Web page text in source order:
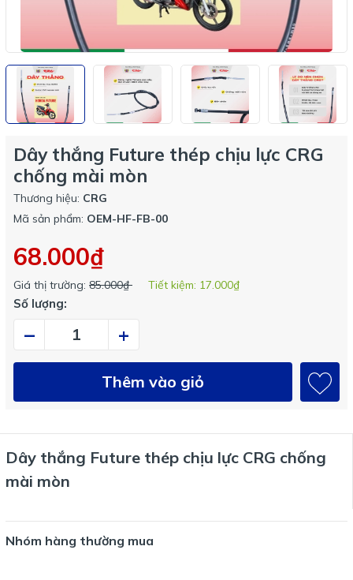
Dây thắng Future thép chịu lực CRG
chống mài mòn
Thương hiệu: CRG
Mã sản phẩm: OEM-HF-FB-00
68.000₫
Giá thị trường: 85.000₫ Tiết kiệm: 17.000₫
Số lượng:
– +
Thêm vào giỏ
Dây thắng Future thép chịu lực CRG chống
mài mòn
Nhóm hàng thường mua